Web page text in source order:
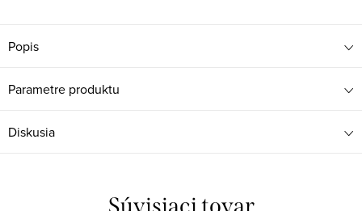
Popis
Parametre produktu
Diskusia